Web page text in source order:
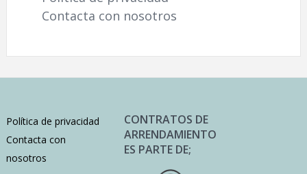
Contacta con nosotros
Política de privacidad
Contacta con
nosotros
CONTRATOS DE
ARRENDAMIENTO
ES PARTE DE;